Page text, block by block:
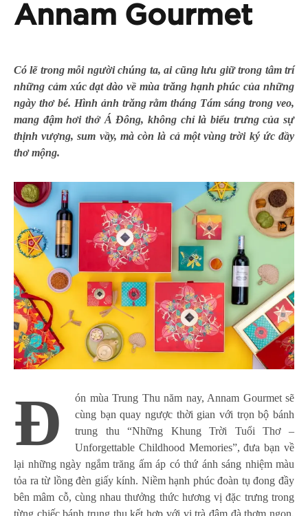
Annam Gourmet
Có lẽ trong mỗi người chúng ta, ai cũng lưu giữ trong tâm trí
những cảm xúc dạt dào về mùa trăng hạnh phúc của những
ngày thơ bé. Hình ảnh trăng rằm tháng Tám sáng trong veo,
mang đậm hơi thở Á Đông, không chỉ là biểu trưng của sự
thịnh vượng, sum vầy, mà còn là cả một vùng trời ký ức đầy
thơ mộng.
Đ
ón mùa Trung Thu năm nay, Annam Gourmet sẽ
cùng bạn quay ngược thời gian với trọn bộ bánh
trung thu “Những Khung Trời Tuổi Thơ –
Unforgettable Childhood Memories”, đưa bạn về
lại những ngày ngắm trăng ấm áp có thứ ánh sáng nhiệm màu
tỏa ra từ lồng đèn giấy kính. Niềm hạnh phúc đoàn tụ đong đầy
bên mâm cỗ, cùng nhau thưởng thức hương vị đặc trưng trong
từng chiếc bánh trung thu kết hợp với vị trà đậm đà thơm ngon,